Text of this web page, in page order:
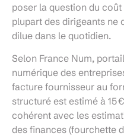
poser la question du
plupart des dirigeants ne
dilue dans le quotidien.
Selon France Num,
numérique des
facture fournisseur au
structuré est estimé à 15
cohérent avec les
des finances (fourchette